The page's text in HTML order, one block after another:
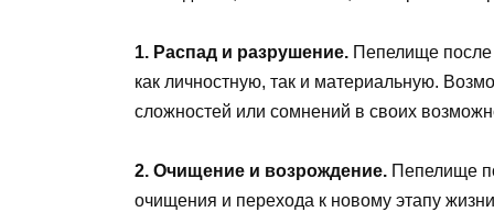
1. Распад и разрушение. Пепелище
как личностную, так и материальную.
сложностей или сомнений в своих
2. Очищение и возрождение. Пепелище
очищения и перехода к новому этапу